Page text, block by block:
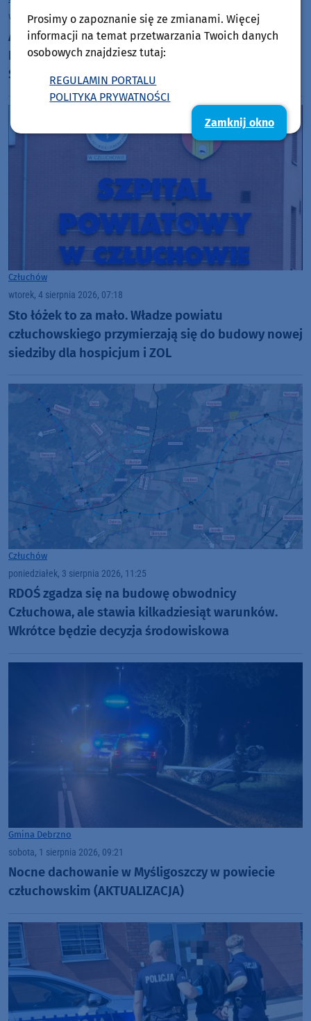
wtorek, 4 sierpnia 2026, 10:06
Audytorzy pozytywnie oceniają likwidację Szkoły
Podstawowej w Krzemieniewie, w gminie Czarne.
Są też wnioski dla szkół w Wyczechach i Czarnem
Człuchów
wtorek, 4 sierpnia 2026, 07:18
Sto łóżek to za mało. Władze powiatu
człuchowskiego przymierzają się do budowy nowej
siedziby dla hospicjum i ZOL
Człuchów
poniedziałek, 3 sierpnia 2026, 11:25
RDOŚ zgadza się na budowę obwodnicy
Człuchowa, ale stawia kilkadziesiąt warunków.
Wkrótce będzie decyzja środowiskowa
Gmina Debrzno
sobota, 1 sierpnia 2026, 09:21
Nocne dachowanie w Myśligoszczy w powiecie
człuchowskim (AKTUALIZACJA)
Prosimy o zapoznanie się ze zmianami. Więcej
informacji na temat przetwarzania Twoich danych
osobowych znajdziesz tutaj:
REGULAMIN PORTALU
POLITYKA PRYWATNOŚCI
Zamknij okno